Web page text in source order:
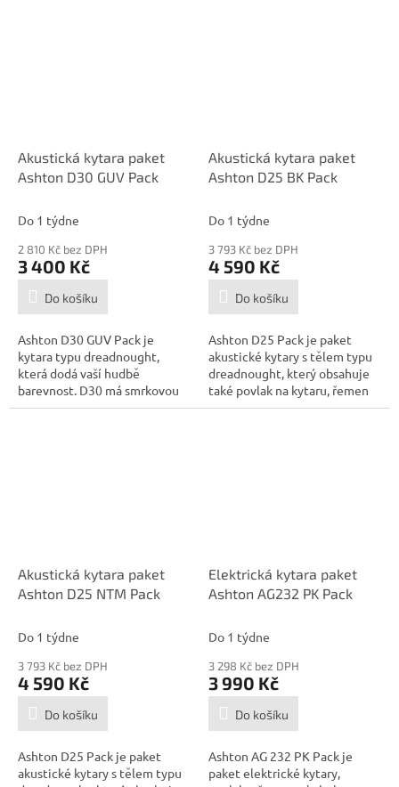
Akustická kytara paket
Ashton D30 GUV Pack
Do 1 týdne
2 810 Kč bez DPH
3 400 Kč
Do košíku
Ashton D30 GUV Pack je
kytara typu dreadnought,
která dodá vaší hudbě
barevnost. D30 má smrkovou
přední desku a luby...
Akustická kytara paket
Ashton D25 BK Pack
Do 1 týdne
3 793 Kč bez DPH
4 590 Kč
Do košíku
Ashton D25 Pack je paket
akustické kytary s tělem typu
dreadnought, který obsahuje
také povlak na kytaru, řemen
a...
Akustická kytara paket
Ashton D25 NTM Pack
Do 1 týdne
3 793 Kč bez DPH
4 590 Kč
Do košíku
Ashton D25 Pack je paket
akustické kytary s tělem typu
Elektrická kytara paket
Ashton AG232 PK Pack
Do 1 týdne
3 298 Kč bez DPH
3 990 Kč
Do košíku
Ashton AG 232 PK Pack je
paket elektrické kytary,